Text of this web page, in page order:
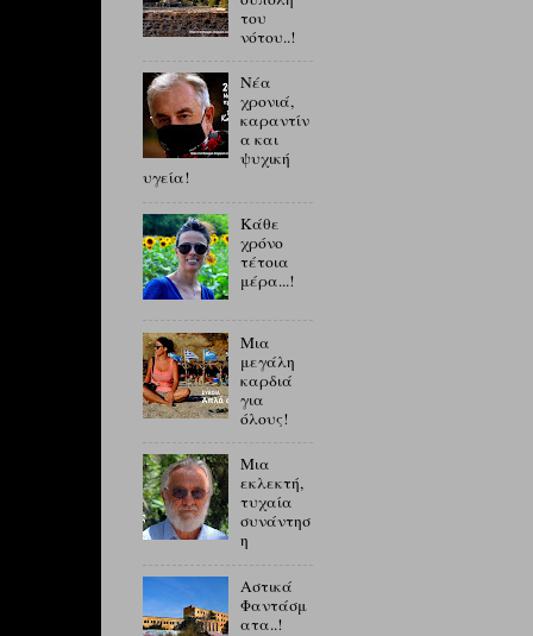
του
νότου..!
Νέα
χρονιά,
καραντίν
α και
ψυχική
υγεία!
Κάθε
χρόνο
τέτοια
μέρα...!
Μια
μεγάλη
καρδιά
για
όλους!
Μια
εκλεκτή,
τυχαία
συνάντησ
η
Αστικά
Φαντάσμ
ατα..!